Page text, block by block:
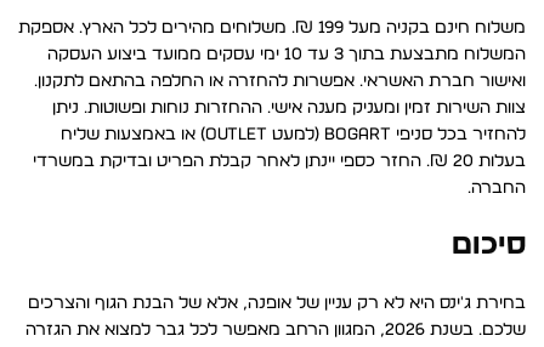
משלוח חינם בקניה מעל 199 ₪. משלוחים מהירים לכל הארץ. אספקת
המשלוח מתבצעת בתוך 3 עד 10 ימי עסקים ממועד ביצוע העסקה
ואישור חברת האשראי. אפשרות להחזרה או החלפה בהתאם לתקנון.
צוות השירות זמין ומעניק מענה אישי. ההחזרות נוחות ופשוטות. ניתן
להחזיר בכל סניפי BOGART (למעט OUTLET) או באמצעות שליח
בעלות 20 ₪. החזר כספי יינתן לאחר קבלת הפריט ובדיקת במשרדי
החברה.
סיכום
בחירת ג'ינס היא לא רק עניין של אופנה, אלא של הבנת הגוף והצרכים
שלכם. בשנת 2026, המגוון הרחב מאפשר לכל גבר למצוא את הגזרה